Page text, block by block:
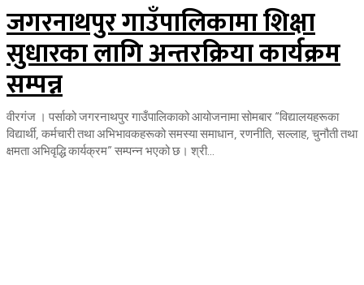
जगरनाथपुर गाउँपालिकामा शिक्षा
सुधारका लागि अन्तरक्रिया कार्यक्रम
सम्पन्न
वीरगंज । पर्साको जगरनाथपुर गाउँपालिकाको आयोजनामा सोमबार “विद्यालयहरूका
विद्यार्थी, कर्मचारी तथा अभिभावकहरूको समस्या समाधान, रणनीति, सल्लाह, चुनौती तथा
क्षमता अभिवृद्धि कार्यक्रम” सम्पन्न भएको छ। श्री...